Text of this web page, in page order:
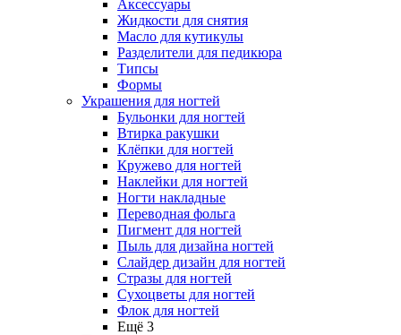
Аксессуары
Жидкости для снятия
Масло для кутикулы
Разделители для педикюра
Типсы
Формы
Украшения для ногтей
Бульонки для ногтей
Втирка ракушки
Клёпки для ногтей
Кружево для ногтей
Наклейки для ногтей
Ногти накладные
Переводная фольга
Пигмент для ногтей
Пыль для дизайна ногтей
Слайдер дизайн для ногтей
Стразы для ногтей
Сухоцветы для ногтей
Флок для ногтей
Ещё 3